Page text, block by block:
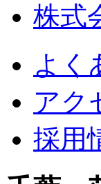
株式
よく
アク
採用